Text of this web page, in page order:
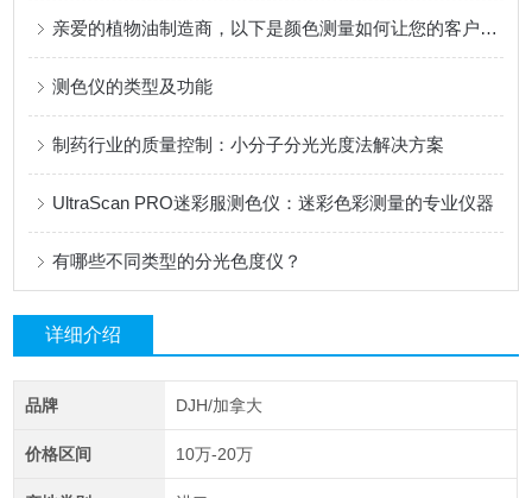
亲爱的植物油制造商，以下是颜色测量如何让您的客户满意的方法
测色仪的类型及功能
制药行业的质量控制：小分子分光光度法解决方案
UltraScan PRO迷彩服测色仪：迷彩色彩测量的专业仪器
有哪些不同类型的分光色度仪？
详细介绍
品牌 DJH/加拿大
价格区间 10万-20万